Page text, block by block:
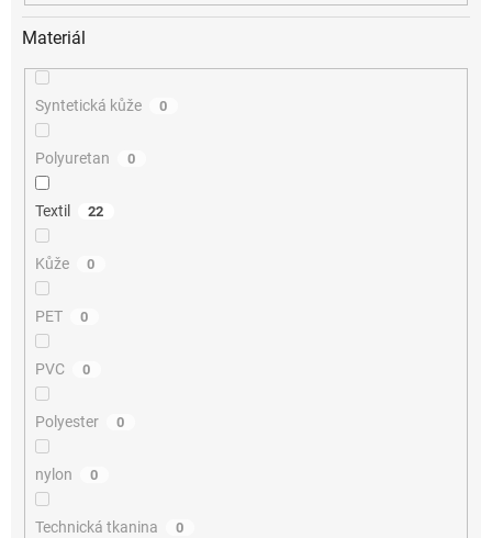
Materiál
Syntetická kůže 0
Polyuretan 0
Textil 22
Kůže 0
PET 0
PVC 0
Polyester 0
nylon 0
Technická tkanina 0